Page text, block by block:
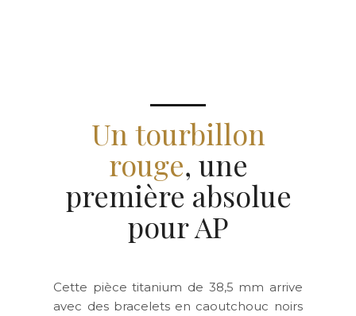
Un tourbillon
rouge, une
première absolue
pour AP
Cette pièce titanium de 38,5 mm arrive
avec des bracelets en caoutchouc noirs